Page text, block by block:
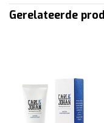
Gerelateerde